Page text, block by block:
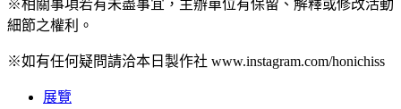
※相關事項若有未盡事宜，主辦單位有保留、解釋或修改活動
細節之權利。
※如有任何疑問請洽本日製作社 www.instagram.com/honichiss
展覽